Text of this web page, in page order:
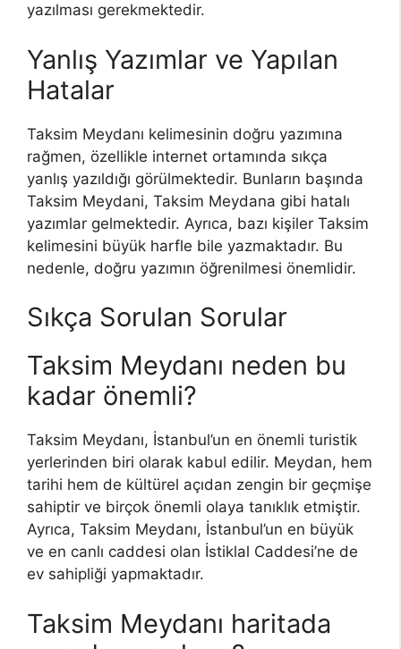
yazılması gerekmektedir.
Yanlış Yazımlar ve Yapılan
Hatalar
Taksim Meydanı kelimesinin doğru yazımına
rağmen, özellikle internet ortamında sıkça
yanlış yazıldığı görülmektedir. Bunların başında
Taksim Meydani, Taksim Meydana gibi hatalı
yazımlar gelmektedir. Ayrıca, bazı kişiler Taksim
kelimesini büyük harfle bile yazmaktadır. Bu
nedenle, doğru yazımın öğrenilmesi önemlidir.
Sıkça Sorulan Sorular
Taksim Meydanı neden bu
kadar önemli?
Taksim Meydanı, İstanbul’un en önemli turistik
yerlerinden biri olarak kabul edilir. Meydan, hem
tarihi hem de kültürel açıdan zengin bir geçmişe
sahiptir ve birçok önemli olaya tanıklık etmiştir.
Ayrıca, Taksim Meydanı, İstanbul’un en büyük
ve en canlı caddesi olan İstiklal Caddesi’ne de
ev sahipliği yapmaktadır.
Taksim Meydanı haritada